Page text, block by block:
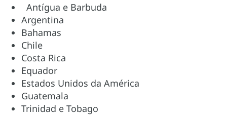
Antígua e Barbuda
Argentina
Bahamas
Chile
Costa Rica
Equador
Estados Unidos da América
Guatemala
Trinidad e Tobago